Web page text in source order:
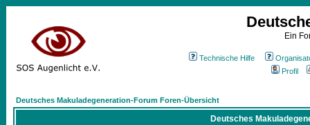
Ein
Technische Hilfe
Profil
Deutsches Makuladegeneration-Forum Foren-Übersicht
Deutsches